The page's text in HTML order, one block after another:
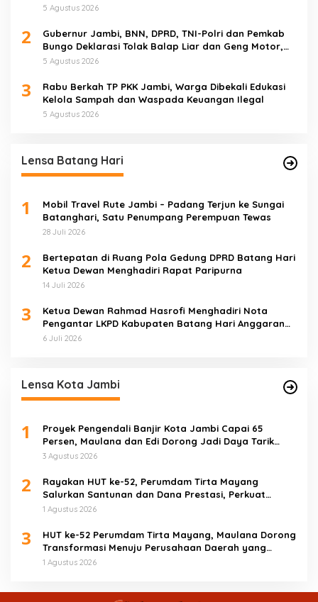
5 Agustus 2026
2
Gubernur Jambi, BNN, DPRD, TNI-Polri dan Pemkab
Bungo Deklarasi Tolak Balap Liar dan Geng Motor,
Semua Elemen Bersatu Lindungi Generasi Muda
5 Agustus 2026
3
Rabu Berkah TP PKK Jambi, Warga Dibekali Edukasi
Kelola Sampah dan Waspada Keuangan Ilegal
5 Agustus 2026
Lensa Batang Hari
1
Mobil Travel Rute Jambi – Padang Terjun ke Sungai
Batanghari, Satu Penumpang Perempuan Tewas
28 Juli 2026
2
Bertepatan di Ruang Pola Gedung DPRD Batang Hari
Ketua Dewan Menghadiri Rapat Paripurna
14 Juli 2026
3
Ketua Dewan Rahmad Hasrofi Menghadiri Nota
Pengantar LKPD Kabupaten Batang Hari Anggaran
2025
6 Juli 2026
Lensa Kota Jambi
1
Proyek Pengendali Banjir Kota Jambi Capai 65
Persen, Maulana dan Edi Dorong Jadi Daya Tarik
Wisata
3 Agustus 2026
2
Rayakan HUT ke-52, Perumdam Tirta Mayang
Salurkan Santunan dan Dana Prestasi, Perkuat
Komitmen Tingkatkan Pelayanan
1 Agustus 2026
3
HUT ke-52 Perumdam Tirta Mayang, Maulana Dorong
Transformasi Menuju Perusahaan Daerah yang
Mandiri dan Profesional
1 Agustus 2026